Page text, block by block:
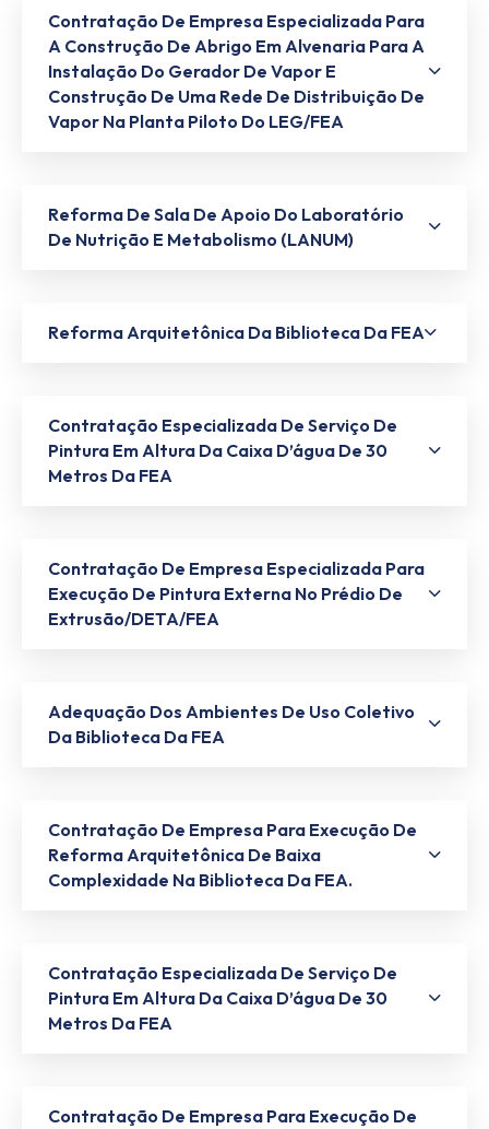
Contratação De Empresa Especializada Para
A Construção De Abrigo Em Alvenaria Para A
Instalação Do Gerador De Vapor E
Construção De Uma Rede De Distribuição De
Vapor Na Planta Piloto Do LEG/FEA
Reforma De Sala De Apoio Do Laboratório
De Nutrição E Metabolismo (LANUM)
Reforma Arquitetônica Da Biblioteca Da FEA
Contratação Especializada De Serviço De
Pintura Em Altura Da Caixa D’água De 30
Metros Da FEA
Contratação De Empresa Especializada Para
Execução De Pintura Externa No Prédio De
Extrusão/DETA/FEA
Adequação Dos Ambientes De Uso Coletivo
Da Biblioteca Da FEA
Contratação De Empresa Para Execução De
Reforma Arquitetônica De Baixa
Complexidade Na Biblioteca Da FEA.
Contratação Especializada De Serviço De
Pintura Em Altura Da Caixa D’água De 30
Metros Da FEA
Contratação De Empresa Para Execução De